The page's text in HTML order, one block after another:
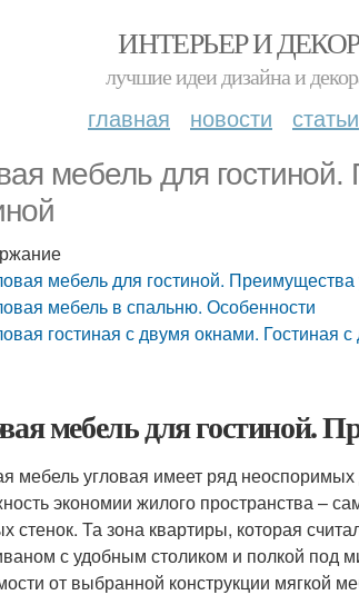
ИНТЕРЬЕР И ДЕКОР
лучшие идеи дизайна и
главная новости статьи
мебель для
мебель для гостиной.
мебель в спальню. Особенности
гостиная с двумя окнами. Гостиная
мебель для гостиной.
мебель угловая имеет ряд неоспоримых
экономии жилого пространства –
стенок. Та зона квартиры, которая
с удобным столиком и полкой под
от выбранной конструкции мягкой